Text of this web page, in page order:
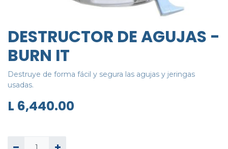
DESTRUCTOR DE AGUJAS -
BURN IT
Destruye de forma fácil y segura las agujas y jeringas
usadas.
L 6,440.00